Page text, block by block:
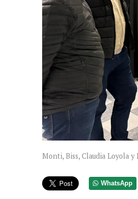
Monti, Biss, Claudia Loyola
WhatsApp